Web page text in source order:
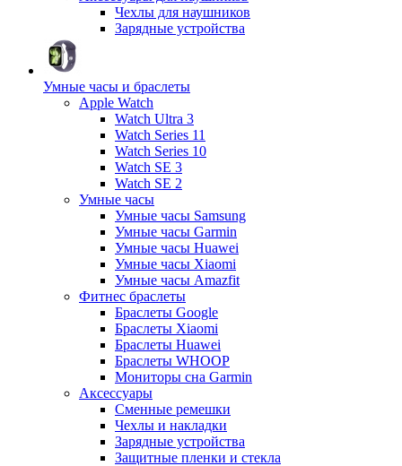
Чехлы для наушников
Зарядные устройства
Умные часы и браслеты
Apple Watch
Watch Ultra 3
Watch Series 11
Watch Series 10
Watch SE 3
Watch SE 2
Умные часы
Умные часы Samsung
Умные часы Garmin
Умные часы Huawei
Умные часы Xiaomi
Умные часы Amazfit
Фитнес браслеты
Браслеты Google
Браслеты Xiaomi
Браслеты Huawei
Браслеты WHOOP
Мониторы сна Garmin
Аксессуары
Сменные ремешки
Чехлы и накладки
Зарядные устройства
Защитные пленки и стекла